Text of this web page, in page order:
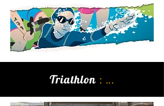
Triathlon : ...